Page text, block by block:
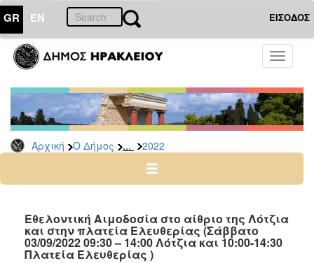
GR EN ΕΙΣΟΔΟΣ
Toggle
Αρχική Ο Δήμος ... 2022
ΔΗΜΟΣ
Δελτία
Τύπου
Αρχείο
2026
2024
2022
2021
Εθελοντική Αιμοδοσία στο αίθριο της Λότζια
και στην πλατεία Ελευθερίας (Σάββατο
03/09/2022 09:30 – 14:00 Λότζια και 10:00-14:30
Πλατεία Ελευθερίας )